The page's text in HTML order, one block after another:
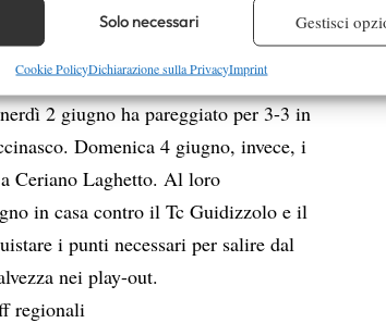
alle informazioni trasmesse automaticamente.
prevenire e rilevare frodi, correggere errori,
e contenuto, Salvare e comunicare le
Solo necessari Gestisci
Cookie PolicyDichiarazione sulla PrivacyImprint
e prepararsi a dovere per la sfida,
in Serie B2 per la formazione
2 giugno ha pareggiato per 3-3 in
Domenica 4 giugno, invece, i
Ceriano Laghetto. Al loro
in casa contro il Tc Guidizzolo e il
i punti necessari per salire dal
nei play-out.
regionali